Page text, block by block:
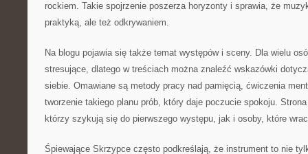
rockiem. Takie spojrzenie poszerza horyzonty i sprawia, że
praktyką, ale też odkrywaniem.
Na blogu pojawia się także temat występów i sceny. Dla wielu
stresujące, dlatego w treściach można znaleźć wskazówki
siebie. Omawiane są metody pracy nad pamięcią, ćwiczenia
tworzenie takiego planu prób, który daje poczucie spokoju.
którzy szykują się do pierwszego występu, jak i osoby, które
Śpiewające Skrzypce często podkreślają, że instrument to nie